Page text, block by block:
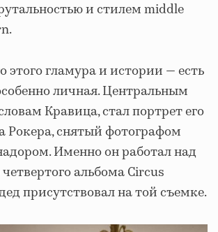
и стилем middle
этого гламура и истории — есть
личная. Центральным
Кравица, стал портрет его
Рокера, снятый фотографом
Именно он работал над
альбома Circus
присутствовал на той съемке.